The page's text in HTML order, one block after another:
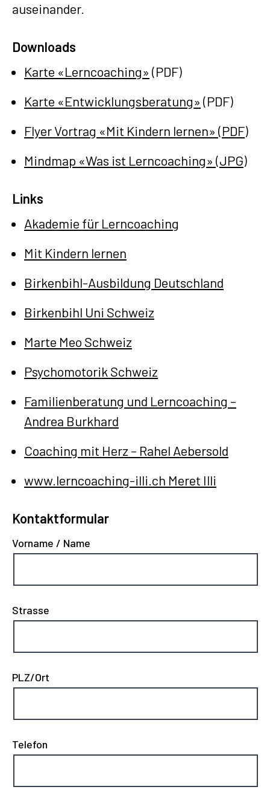
auseinander.
Downloads
Karte «Lerncoaching» (PDF)
Karte «Entwicklungsberatung» (PDF)
Flyer Vortrag «Mit Kindern lernen» (PDF)
Mindmap «Was ist Lerncoaching» (JPG)
Links
Akademie für Lerncoaching
Mit Kindern lernen
Birkenbihl-Ausbildung Deutschland
Birkenbihl Uni Schweiz
Marte Meo Schweiz
Psychomotorik Schweiz
Familienberatung und Lerncoaching –
Andrea Burkhard
Coaching mit Herz – Rahel Aebersold
www.lerncoaching-illi.ch Meret Illi
Kontaktformular
Vorname / Name
Strasse
PLZ/Ort
Telefon